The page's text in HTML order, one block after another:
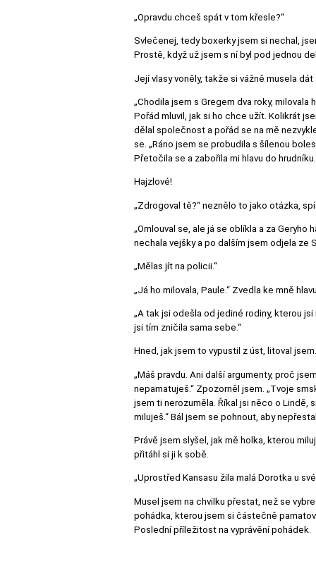
„Opravdu chceš spát v tom křesle?“
Svlečenej, tedy boxerky jsem si nechal,
Prostě, když už jsem s ní byl pod jednou
Její vlasy voněly, takže si vážně musela
„Chodila jsem s Gregem dva roky,
Pořád mluvil, jak si ho chce užít. Kolikrát
dělal společnost a pořád se na mě
se. „Ráno jsem se probudila s šílenou
Přetočila se a zabořila mi hlavu do
Hajzlové!
„Zdrogoval tě?“ neznělo to jako otázka,
„Omlouval se, ale já se oblíkla a za
nechala vejšky a po dalším jsem odjela ze
„Mělas jít na policii.“
„Já ho milovala, Paule.“ Zvedla ke mně
„A tak jsi odešla od jediné rodiny, kterou
jsi tím zničila sama sebe.“
Hned, jak jsem to vypustil z úst, litoval
„Máš pravdu. Ani další argumenty, proč
nepamatuješ.“ Zpozorněl jsem. „Tvoje
jsem ti nerozuměla. Říkal jsi něco o Lindě,
miluješ.“ Bál jsem se pohnout, aby
Právě jsem slyšel, jak mě holka, kterou
přitáhl si ji k sobě.
„Uprostřed Kansasu žila malá Dorotka u
Musel jsem na chvilku přestat, než se
pohádka, kterou jsem si částečně
Poslední příležitost na vyprávění pohádek.